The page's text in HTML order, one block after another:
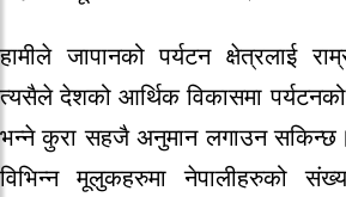
हामीले जापानको पर्यटन क्षेत्रलाई
त्यसैले देशको आर्थिक विकासमा
भन्ने कुरा सहजै अनुमान लगाउन
विभिन्न मूलुकहरुमा नेपालीहरुको